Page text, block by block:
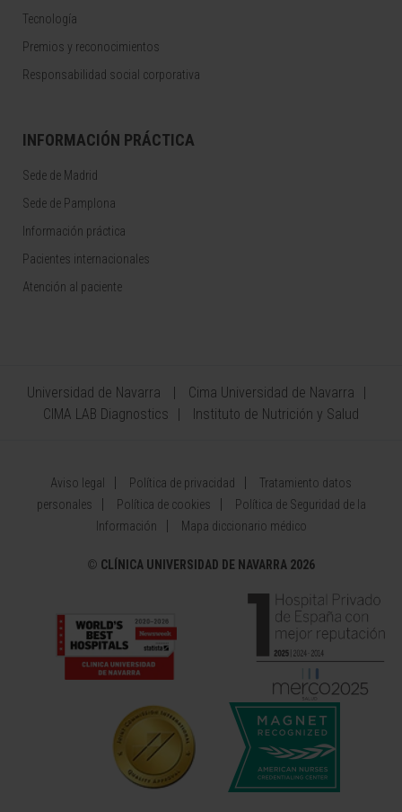
Tecnología
Premios y reconocimientos
Responsabilidad social corporativa
INFORMACIÓN PRÁCTICA
Sede de Madrid
Sede de Pamplona
Información práctica
Pacientes internacionales
Atención al paciente
Universidad de Navarra
Cima Universidad de Navarra
CIMA LAB Diagnostics
Instituto de Nutrición y Salud
Aviso legal Política de privacidad
Tratamiento datos
personales
Política de cookies
Política de Seguridad de la
Información
Mapa diccionario médico
© CLÍNICA UNIVERSIDAD DE NAVARRA 2026